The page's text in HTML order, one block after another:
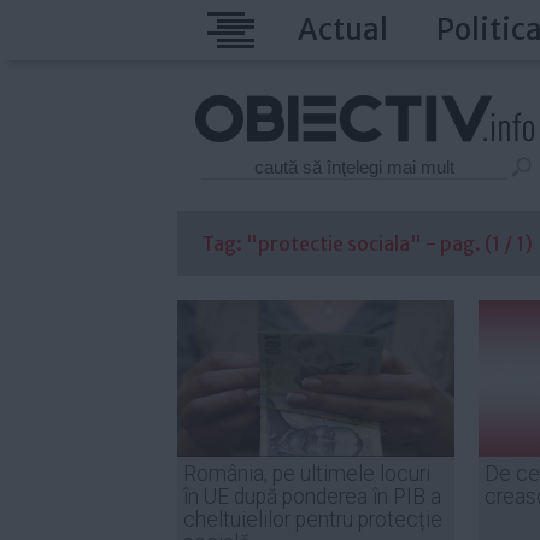
Actual
Tag: "protectie sociala" - pag. (1 / 1)
România, pe ultimele locuri
în UE după ponderea în PIB a
cheltuielilor pentru protecție
De